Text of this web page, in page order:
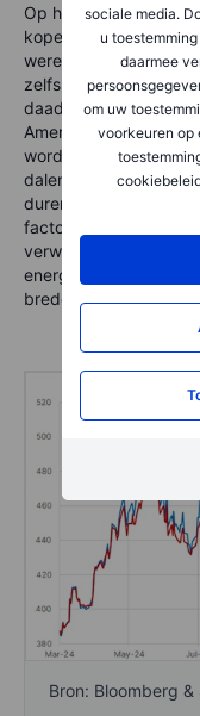
sociale media.
u
daarmee
om uw
voorkeuren op
Op het moment van
koperfutures in New
wereldwijde
zelfs tot 25% kunnen
daadwerkelijk op dat
Amerikaans
worden ingevoerd,
dalen. Omdat dit
duren, zien we
factoren die de
verwachten we meer
energietransitie, die
bredere
Bron: Bloomberg